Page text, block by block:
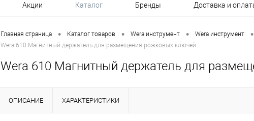
Акции Каталог Бренды Доставка и
Главная страница • Каталог товаров • Wera инструмент • Wera инструмент •
Wera 610 Магнитный держатель для размещения рожковых ключей
Wera 610 Магнитный держатель для
ОПИСАНИЕ ХАРАКТЕРИСТИКИ